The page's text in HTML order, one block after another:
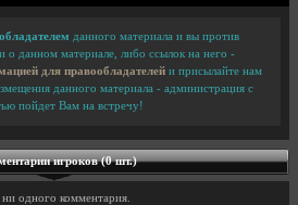
данного материала и вы против
о данном материале, либо ссылок на него -
для правообладателей и присылайте нам
данного материала - администрация с
пойдет Вам на встречу!
игроков (0 шт.)
одного комментария.